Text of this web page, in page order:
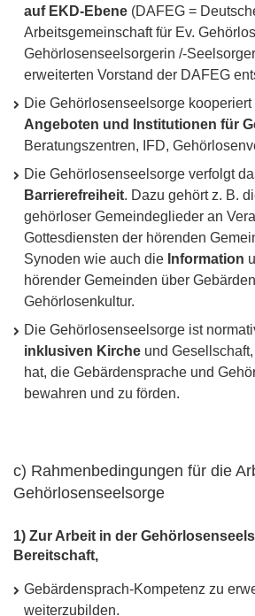
auf EKD-Ebene (DAFEG =
Arbeitsgemeinschaft für Ev.
Gehörlosenseelsorgerin /-
erweiterten Vorstand der DAFEG
Die Gehörlosenseelsorge kooperiert
Angeboten und Institutionen für
Beratungszentren,
IFD,
Die Gehörlosenseelsorge verfolgt
Barrierefreiheit. Dazu gehört z. B.
gehörloser Gemeindeglieder an
Gottesdiensten der hörenden
Synoden wie auch die Information
hörender Gemeinden über
Gehörlosenkultur.
Die Gehörlosenseelsorge ist
inklusiven Kirche und
hat, die Gebärdensprache und
bewahren und zu förden.
c) Rahmenbedingungen für die
Gehörlosenseelsorge
1) Zur Arbeit in der
Bereitschaft,
Gebärdensprach-Kompetenz zu
weiterzubilden.